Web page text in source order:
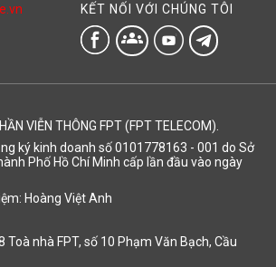
KẾT NỐI VỚI CHÚNG TÔI
groups
VIỄN THÔNG FPT (FPT TELECOM).
ký kinh doanh số 0101778163 - 001 do Sở
Phố Hồ Chí Minh cấp lần đầu vào ngày
Hoàng Việt Anh
Toà nhà FPT, số 10 Phạm Văn Bạch, Cầu